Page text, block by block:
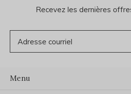
Recevez les dernières
Menu